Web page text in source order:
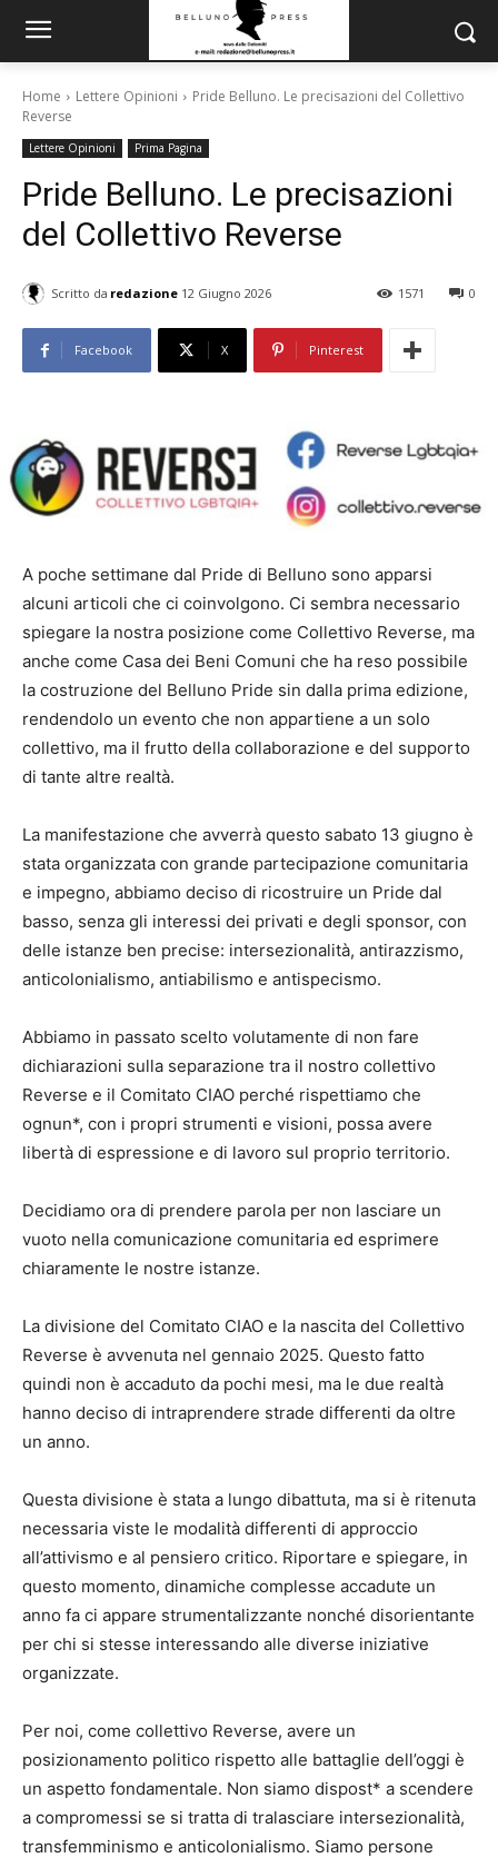
Home Lettere Opinioni
Pride Belluno. Le precisazioni del Collettivo
Reverse
Lettere Opinioni Prima Pagina
Pride Belluno. Le precisazioni
del Collettivo Reverse
Scritto da redazione 12 Giugno 2026 0
1571
Facebook X Pinterest
A poche settimane dal Pride di Belluno sono apparsi
alcuni articoli che ci coinvolgono. Ci sembra necessario
spiegare la nostra posizione come Collettivo Reverse, ma
anche come Casa dei Beni Comuni che ha reso possibile
la costruzione del Belluno Pride sin dalla prima edizione,
rendendolo un evento che non appartiene a un solo
collettivo, ma il frutto della collaborazione e del supporto
di tante altre realtà.
La manifestazione che avverrà questo sabato 13 giugno è
stata organizzata con grande partecipazione comunitaria
e impegno, abbiamo deciso di ricostruire un Pride dal
basso, senza gli interessi dei privati e degli sponsor, con
delle istanze ben precise: intersezionalità, antirazzismo,
anticolonialismo, antiabilismo e antispecismo.
Abbiamo in passato scelto volutamente di non fare
dichiarazioni sulla separazione tra il nostro collettivo
Reverse e il Comitato CIAO perché rispettiamo che
ognun*, con i propri strumenti e visioni, possa avere
libertà di espressione e di lavoro sul proprio territorio.
Decidiamo ora di prendere parola per non lasciare un
vuoto nella comunicazione comunitaria ed esprimere
chiaramente le nostre istanze.
La divisione del Comitato CIAO e la nascita del Collettivo
Reverse è avvenuta nel gennaio 2025. Questo fatto
quindi non è accaduto da pochi mesi, ma le due realtà
hanno deciso di intraprendere strade differenti da oltre
un anno.
Questa divisione è stata a lungo dibattuta, ma si è ritenuta
necessaria viste le modalità differenti di approccio
all’attivismo e al pensiero critico. Riportare e spiegare, in
questo momento, dinamiche complesse accadute un
anno fa ci appare strumentalizzante nonché disorientante
per chi si stesse interessando alle diverse iniziative
organizzate.
Per noi, come collettivo Reverse, avere un
posizionamento politico rispetto alle battaglie dell’oggi è
un aspetto fondamentale. Non siamo dispost* a scendere
a compromessi se si tratta di tralasciare intersezionalità,
transfemminismo e anticolonialismo. Siamo persone